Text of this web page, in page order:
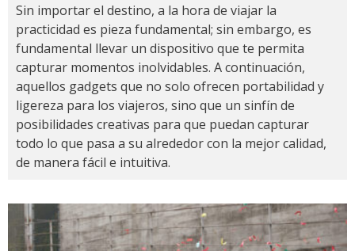
Sin importar el destino, a la hora de viajar la
practicidad es pieza fundamental; sin embargo, es
fundamental llevar un dispositivo que te permita
capturar momentos inolvidables. A continuación,
aquellos gadgets que no solo ofrecen portabilidad y
ligereza para los viajeros, sino que un sinfín de
posibilidades creativas para que puedan capturar
todo lo que pasa a su alrededor con la mejor calidad,
de manera fácil e intuitiva.